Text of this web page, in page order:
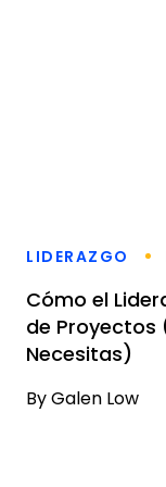
LIDERAZGO
Cómo el
de Proyectos
Necesitas)
By Galen Low